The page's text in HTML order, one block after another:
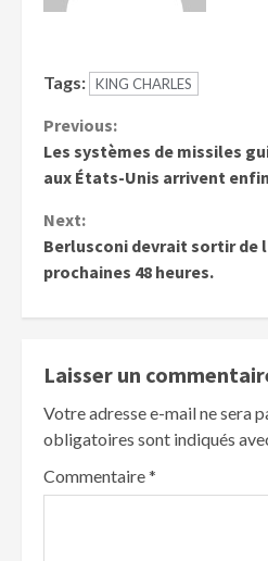
Tags: KING CHARLES
Previous:
Les systèmes de missiles
aux États-Unis arrivent
Next:
Berlusconi devrait sortir de
prochaines 48 heures.
Laisser un
Votre adresse e-mail ne sera
obligatoires sont indiqués
Commentaire*